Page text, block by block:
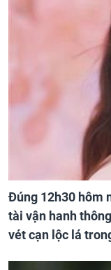
Đúng 12h30 hôm
tài vận hanh
vét cạn lộc lá